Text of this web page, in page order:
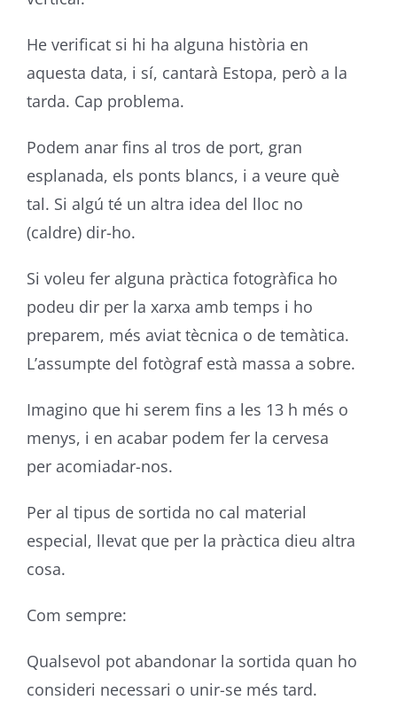
He verificat si hi ha alguna història en
aquesta data, i sí, cantarà Estopa, però a la
tarda. Cap problema.
Podem anar fins al tros de port, gran
esplanada, els ponts blancs, i a veure què
tal. Si algú té un altra idea del lloc no
(caldre) dir-ho.
Si voleu fer alguna pràctica fotogràfica ho
podeu dir per la xarxa amb temps i ho
preparem, més aviat tècnica o de temàtica.
L’assumpte del fotògraf està massa a sobre.
Imagino que hi serem fins a les 13 h més o
menys, i en acabar podem fer la cervesa
per acomiadar-nos.
Per al tipus de sortida no cal material
especial, llevat que per la pràctica dieu altra
cosa.
Com sempre:
Qualsevol pot abandonar la sortida quan ho
consideri necessari o unir-se més tard.